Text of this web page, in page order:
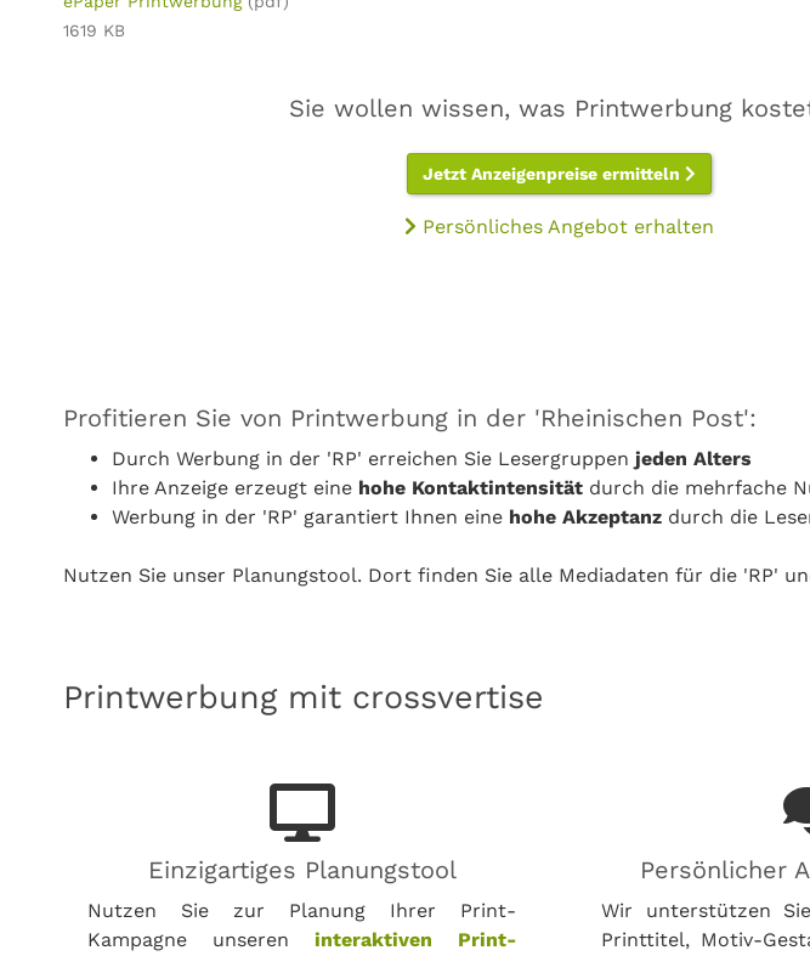
1619 KB
Sie wollen wissen, was Printwerbung
Jetzt Anzeigenpreise ermitteln
Persönliches Angebot erhalten
Profitieren Sie von Printwerbung in der 'Rheinischen Post':
Durch Werbung in der 'RP' erreichen Sie Lesergruppen jeden Alters
Ihre Anzeige erzeugt eine hohe Kontaktintensität durch die mehrfache
Werbung in der 'RP' garantiert Ihnen eine hohe Akzeptanz durch die
Nutzen Sie unser Planungstool. Dort finden Sie alle Mediadaten für die 'RP'
Printwerbung mit crossvertise
Einzigartiges Planungstool
Nutzen Sie zur Planung Ihrer Print-
Kampagne unsereninteraktiven Print-
Persönlicher
Wir unterstützen
Printtitel, Motiv-